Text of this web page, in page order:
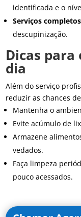
identificada e o
Serviços completos
descupinização.
Dicas
dia
Além do serviço
reduzir as chances
Mantenha o
Evite acúmulo de
Armazene
vedados.
Faça limpeza
pouco acessados.